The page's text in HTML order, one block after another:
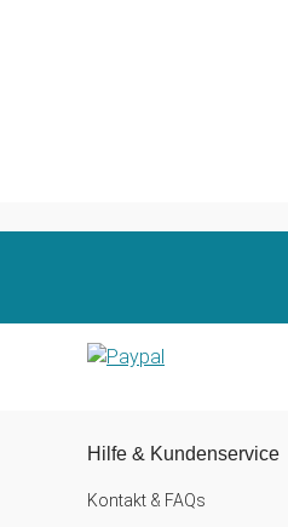
Hilfe & Kundenservice
Kontakt & FAQs